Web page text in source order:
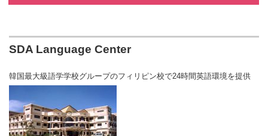
SDA Language Center
韓国最大級語学学校グループのフィリピン校で24時間英語環境を提供